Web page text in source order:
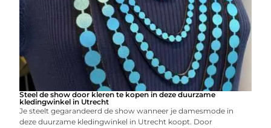
Steel de show door kleren te kopen in deze duurzame
kledingwinkel in Utrecht
Je steelt gegarandeerd de show wanneer je damesmode in
deze duurzame kledingwinkel in Utrecht koopt. Door